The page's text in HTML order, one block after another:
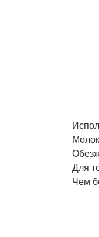
Для
Чем